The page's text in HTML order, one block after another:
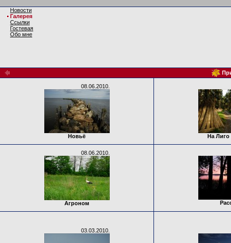
Новости
Галерея
Ссылки
Гостевая
Обо мне
08.06.2010.
Новьё На Лиго
08.06.2010.
Агроном
03.03.2010.